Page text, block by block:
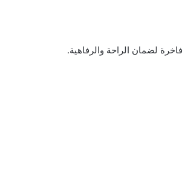
لضمان الراحة والرفاهية.